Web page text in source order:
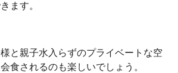
ます。
と親子水入らずのプライベートな空
食されるのも楽しいでしょう。